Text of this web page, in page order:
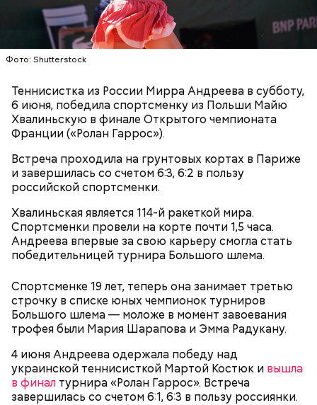
Фото: Shutterstock
Теннисистка из России Мирра Андреева в субботу,
6 июня, победила спортсменку из Польши Майю
Хвалиньскую в финале Открытого чемпионата
Франции («Ролан Гаррос»).
Встреча проходила на грунтовых кортах в Париже
и завершилась со счетом 6:3, 6:2 в пользу
российской спортсменки.
Хвалиньская является 114-й ракеткой мира.
Спортсменки провели на корте почти 1,5 часа.
Андреева впервые за свою карьеру смогла стать
победительницей турнира Большого шлема.
Спортсменке 19 лет, теперь она занимает третью
строчку в списке юных чемпионок турниров
Большого шлема — моложе в момент завоевания
трофея были Мария Шарапова и Эмма Радукану.
4 июня Андреева одержала победу над
украинской теннисисткой Мартой Костюк и вышла
в финал турнира «Ролан Гаррос». Встреча
завершилась со счетом 6:1, 6:3 в пользу россиянки.
9 апреля в СМИ выразили мнение, что «Золотой
мяч» в этом году заберет нападающий «Баварии»
продемонстрировал свою всестороннюю игру с
«разрушительным эффектом» для чемпионов
Бундеслиги.
11 июня